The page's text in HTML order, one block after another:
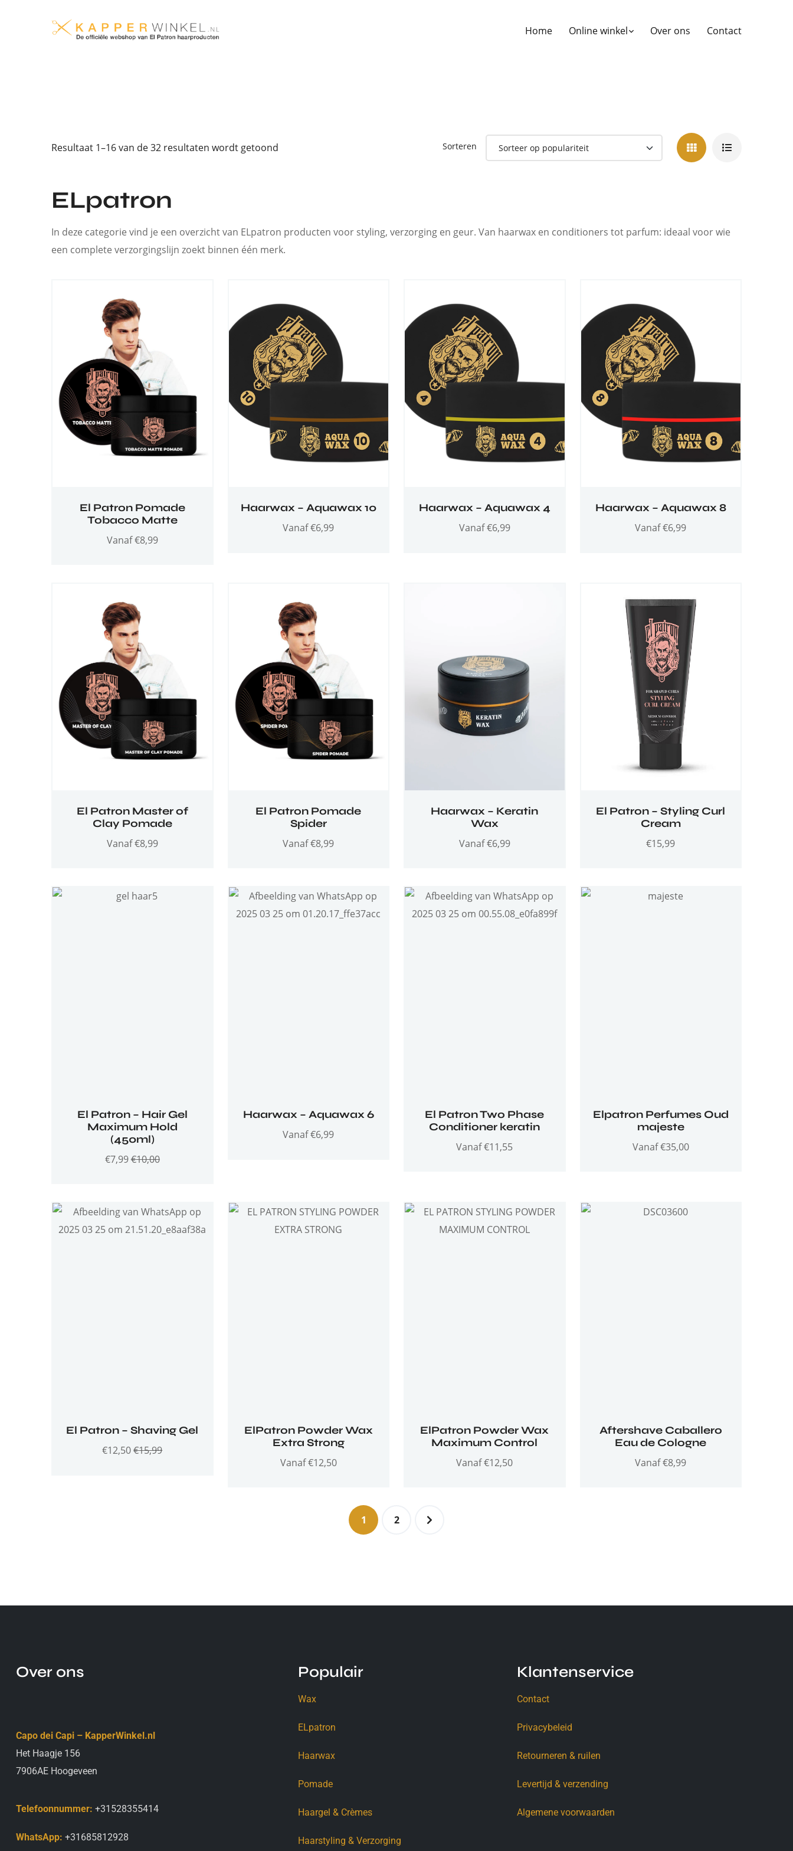
Home Online winkel Over ons Contact
Resultaat 1–16 van de 32 resultaten wordt getoond Sorteren
ELpatron
In deze categorie vind je een overzicht van ELpatron producten voor styling, verzorging en geur. Van haarwax en conditioners tot parfum: ideaal voor wie
een complete verzorgingslijn zoekt binnen één merk.
El Patron Pomade
Tobacco Matte
Vanaf€8,99
Haarwax – Aquawax 10
Vanaf€6,99
Haarwax – Aquawax 4
Vanaf€6,99
Haarwax – Aquawax 8
Vanaf€6,99
El Patron Master of
Clay Pomade
Vanaf€8,99
El Patron Pomade
Spider
Vanaf€8,99
Haarwax – Keratin
Wax
Vanaf€6,99
El Patron – Styling Curl
Cream
€15,99
El Patron – Hair Gel
Maximum Hold
(450ml)
€7,99€10,00
Haarwax – Aquawax 6
Vanaf€6,99
El Patron Two Phase
Conditioner keratin
Vanaf€11,55
Elpatron Perfumes Oud
majeste
Vanaf€35,00
El Patron – Shaving Gel
€12,50€15,99
ElPatron Powder Wax
Extra Strong
Vanaf€12,50
ElPatron Powder Wax
Maximum Control
Vanaf€12,50
Aftershave Caballero
Eau de Cologne
Vanaf€8,99
1 2
Over ons
Capo dei Capi – KapperWinkel.nl
Het Haagje 156
7906AE Hoogeveen
Telefoonnummer: +31528355414
WhatsApp: +31685812928
Populair
Wax
ELpatron
Haarwax
Pomade
Haargel & Crèmes
Haarstyling & Verzorging
Klantenservice
Contact
Privacybeleid
Retourneren & ruilen
Levertijd & verzending
Algemene voorwaarden